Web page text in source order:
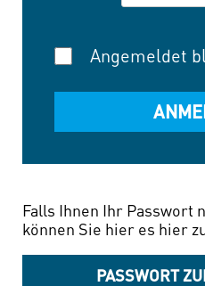
Angemeldet
Falls Ihnen Ihr Passwort
können Sie hier es hier
PASSWORT